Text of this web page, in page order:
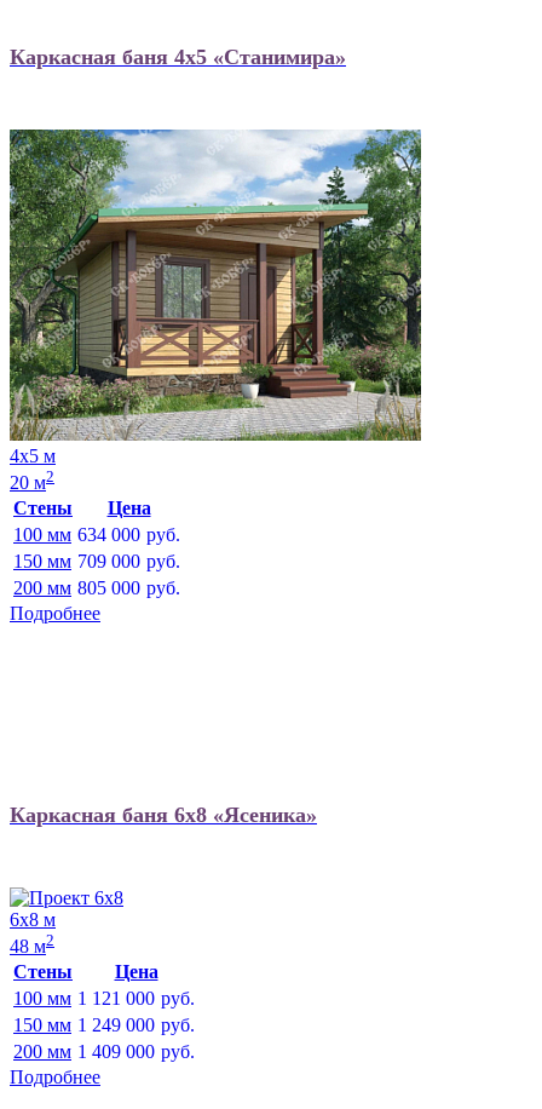
Каркасная баня 4х5 «Станимира»
4х5 м
20 м2
Стены
Цена
100 мм 634 000 руб.
150 мм 709 000 руб.
200 мм 805 000 руб.
Подробнее
Каркасная баня 6х8 «Ясеника»
6х8 м
48 м2
Стены
Цена
100 мм 1 121 000 руб.
150 мм 1 249 000 руб.
200 мм 1 409 000 руб.
Подробнее